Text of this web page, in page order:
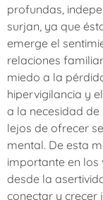
profundas,
surjan, ya que
emerge el
relaciones
miedo a la
hipervigilancia y
a la necesidad
lejos de ofrecer
mental. De esta
importante en los
desde la
conectar y crecer